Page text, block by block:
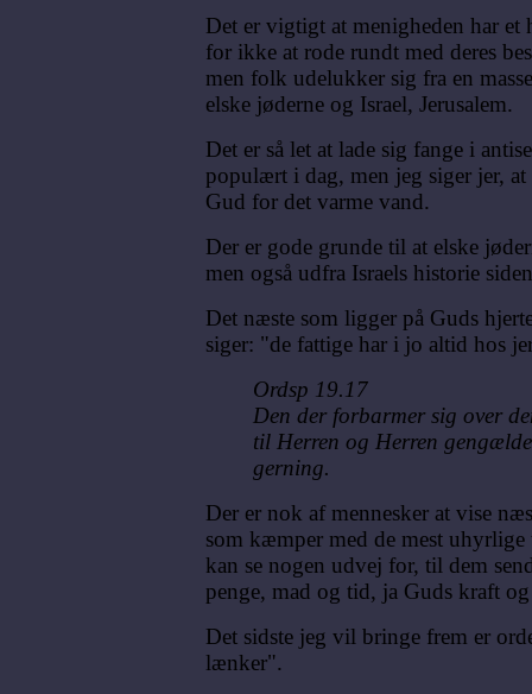
Det er vigtigt at menigheden har
for ikke at rode rundt med deres
men folk udelukker sig fra en
elske jøderne og Israel, Jerusalem.
Det er så let at lade sig fange i
populært i dag, men jeg siger jer,
Gud for det varme vand.
Der er gode grunde til at elske
men også udfra Israels historie
Det næste som ligger på Guds
siger: "de fattige har i jo altid hos
Ordsp 19.17
Den der forbarmer sig over
til Herren og Herren
gerning.
Der er nok af mennesker at vise
som kæmper med de mest
kan se nogen udvej for, til dem
penge, mad og tid, ja Guds kraft
Det sidste jeg vil bringe frem er
lænker".